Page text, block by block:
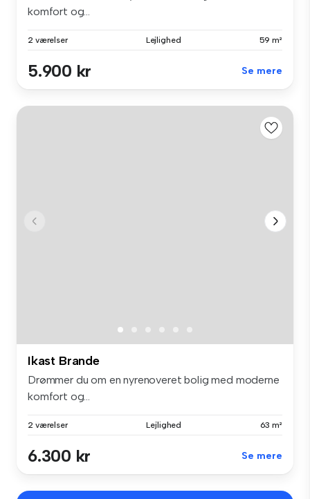
komfort og...
2 værelser Lejlighed 59 m²
5.900 kr Se mere
Ikast Brande
Drømmer du om en nyrenoveret bolig med moderne
komfort og...
2 værelser Lejlighed 63 m²
6.300 kr Se mere